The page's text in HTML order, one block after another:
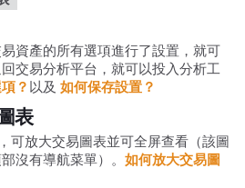
資產的所有選項進行了設置，就可
交易分析平台，就可以投入分析工
？ 以及 如何保存設置？
表
可放大交易圖表並可全屏查看（該圖
沒有導航菜單）。 如何放大交易圖